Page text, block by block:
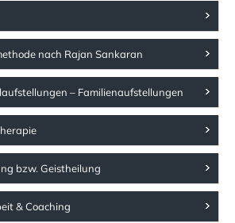
nach Rajan Sankaran
– Familienaufstellungen
bzw. Geistheilung
& Coaching